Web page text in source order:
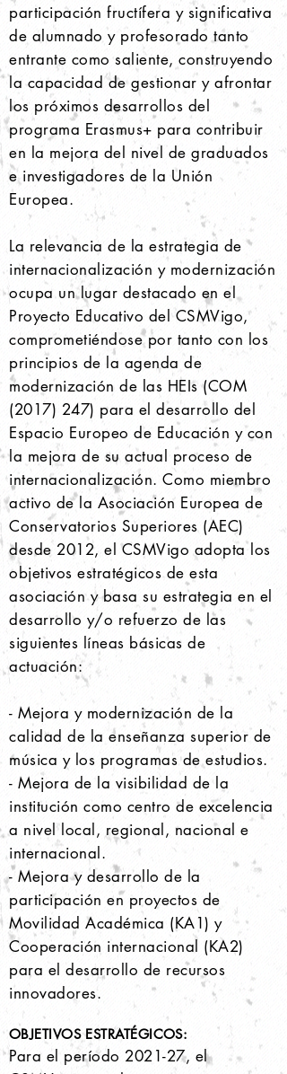
participación fructífera y significativa
de alumnado y profesorado tanto
entrante como saliente, construyendo
la capacidad de gestionar y afrontar
los próximos desarrollos del
programa Erasmus+ para contribuir
en la mejora del nivel de graduados
e investigadores de la Unión
Europea.
La relevancia de la estrategia de
internacionalización y modernización
ocupa un lugar destacado en el
Proyecto Educativo del CSMVigo,
comprometiéndose por tanto con los
principios de la agenda de
modernización de las HEIs (COM
(2017) 247) para el desarrollo del
Espacio Europeo de Educación y con
la mejora de su actual proceso de
internacionalización. Como miembro
activo de la Asociación Europea de
Conservatorios Superiores (AEC)
desde 2012, el CSMVigo adopta los
objetivos estratégicos de esta
asociación y basa su estrategia en el
desarrollo y/o refuerzo de las
siguientes líneas básicas de
actuación:
- Mejora y modernización de la
calidad de la enseñanza superior de
música y los programas de estudios.
- Mejora de la visibilidad de la
institución como centro de excelencia
a nivel local, regional, nacional e
internacional.
- Mejora y desarrollo de la
participación en proyectos de
Movilidad Académica (KA1) y
Cooperación internacional (KA2)
para el desarrollo de recursos
innovadores.
OBJETIVOS ESTRATÉGICOS:
Para el período 2021-27, el